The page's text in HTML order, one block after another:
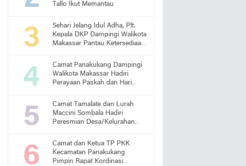
Tallo Ikut Memantau
Sehari Jelang Idul Adha, Plt.
Kepala DKP Dampingi Walikota
Makassar Pantau Ketersediaan
Camat Panakukang Dampingi
Walikota Makassar Hadiri
Perayaan Paskah dan Hari
Camat Tamalate dan Lurah
Maccini Sombala Hadiri
Peresmian Desa/Kelurahan
Camat dan Ketua TP PKK
Kecamatan Panakukang
Pimpin Rapat Kordinasi